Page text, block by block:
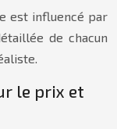
est influencé par
de chacun
le prix et